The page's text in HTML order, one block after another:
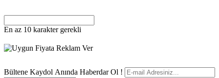
En az 10 karakter gerekli
Bültene Kaydol Anında Haberdar Ol !